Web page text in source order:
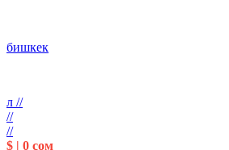
бишкек
л //
//
//
$ | 0 сом